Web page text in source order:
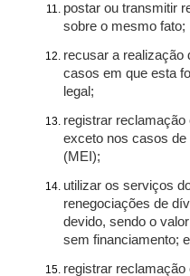
postar ou transmitir
sobre o mesmo fato;
recusar a realização
casos em que esta
legal;
registrar
exceto nos casos de
(MEI);
utilizar os serviços
renegociações de
devido, sendo o
sem financiamento; e
registrar